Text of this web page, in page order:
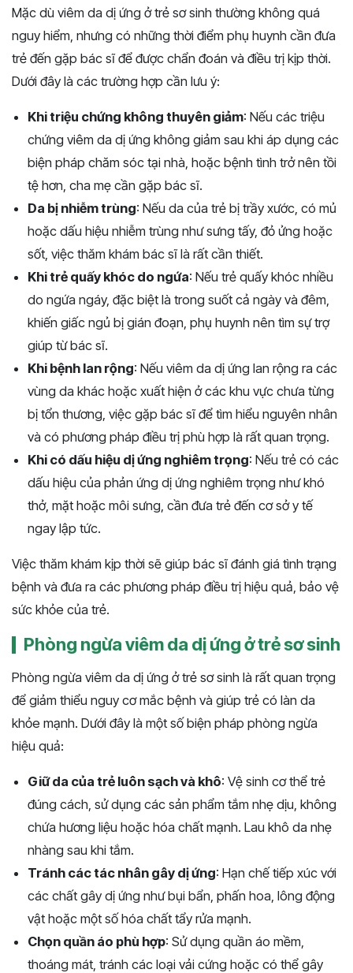
Mặc dù viêm da dị ứng ở trẻ sơ sinh thường không quá
nguy hiểm, nhưng có những thời điểm phụ huynh cần đưa
trẻ đến gặp bác sĩ để được chẩn đoán và điều trị kịp thời.
Dưới đây là các trường hợp cần lưu ý:
Khi triệu chứng không thuyên giảm: Nếu các triệu
chứng viêm da dị ứng không giảm sau khi áp dụng các
biện pháp chăm sóc tại nhà, hoặc bệnh tình trở nên tồi
tệ hơn, cha mẹ cần gặp bác sĩ.
Da bị nhiễm trùng: Nếu da của trẻ bị trầy xước, có mủ
hoặc dấu hiệu nhiễm trùng như sưng tấy, đỏ ửng hoặc
sốt, việc thăm khám bác sĩ là rất cần thiết.
Khi trẻ quấy khóc do ngứa: Nếu trẻ quấy khóc nhiều
do ngứa ngáy, đặc biệt là trong suốt cả ngày và đêm,
khiến giấc ngủ bị gián đoạn, phụ huynh nên tìm sự trợ
giúp từ bác sĩ.
Khi bệnh lan rộng: Nếu viêm da dị ứng lan rộng ra các
vùng da khác hoặc xuất hiện ở các khu vực chưa từng
bị tổn thương, việc gặp bác sĩ để tìm hiểu nguyên nhân
và có phương pháp điều trị phù hợp là rất quan trọng.
Khi có dấu hiệu dị ứng nghiêm trọng: Nếu trẻ có các
dấu hiệu của phản ứng dị ứng nghiêm trọng như khó
thở, mặt hoặc môi sưng, cần đưa trẻ đến cơ sở y tế
ngay lập tức.
Việc thăm khám kịp thời sẽ giúp bác sĩ đánh giá tình trạng
bệnh và đưa ra các phương pháp điều trị hiệu quả, bảo vệ
sức khỏe của trẻ.
Phòng ngừa viêm da dị ứng ở trẻ sơ sinh
Phòng ngừa viêm da dị ứng ở trẻ sơ sinh là rất quan trọng
để giảm thiểu nguy cơ mắc bệnh và giúp trẻ có làn da
khỏe mạnh. Dưới đây là một số biện pháp phòng ngừa
hiệu quả:
Giữ da của trẻ luôn sạch và khô: Vệ sinh cơ thể trẻ
đúng cách, sử dụng các sản phẩm tắm nhẹ dịu, không
chứa hương liệu hoặc hóa chất mạnh. Lau khô da nhẹ
nhàng sau khi tắm.
Tránh các tác nhân gây dị ứng: Hạn chế tiếp xúc với
các chất gây dị ứng như bụi bẩn, phấn hoa, lông động
vật hoặc một số hóa chất tẩy rửa mạnh.
Chọn quần áo phù hợp: Sử dụng quần áo mềm,
thoáng mát, tránh các loại vải cứng hoặc có thể gây